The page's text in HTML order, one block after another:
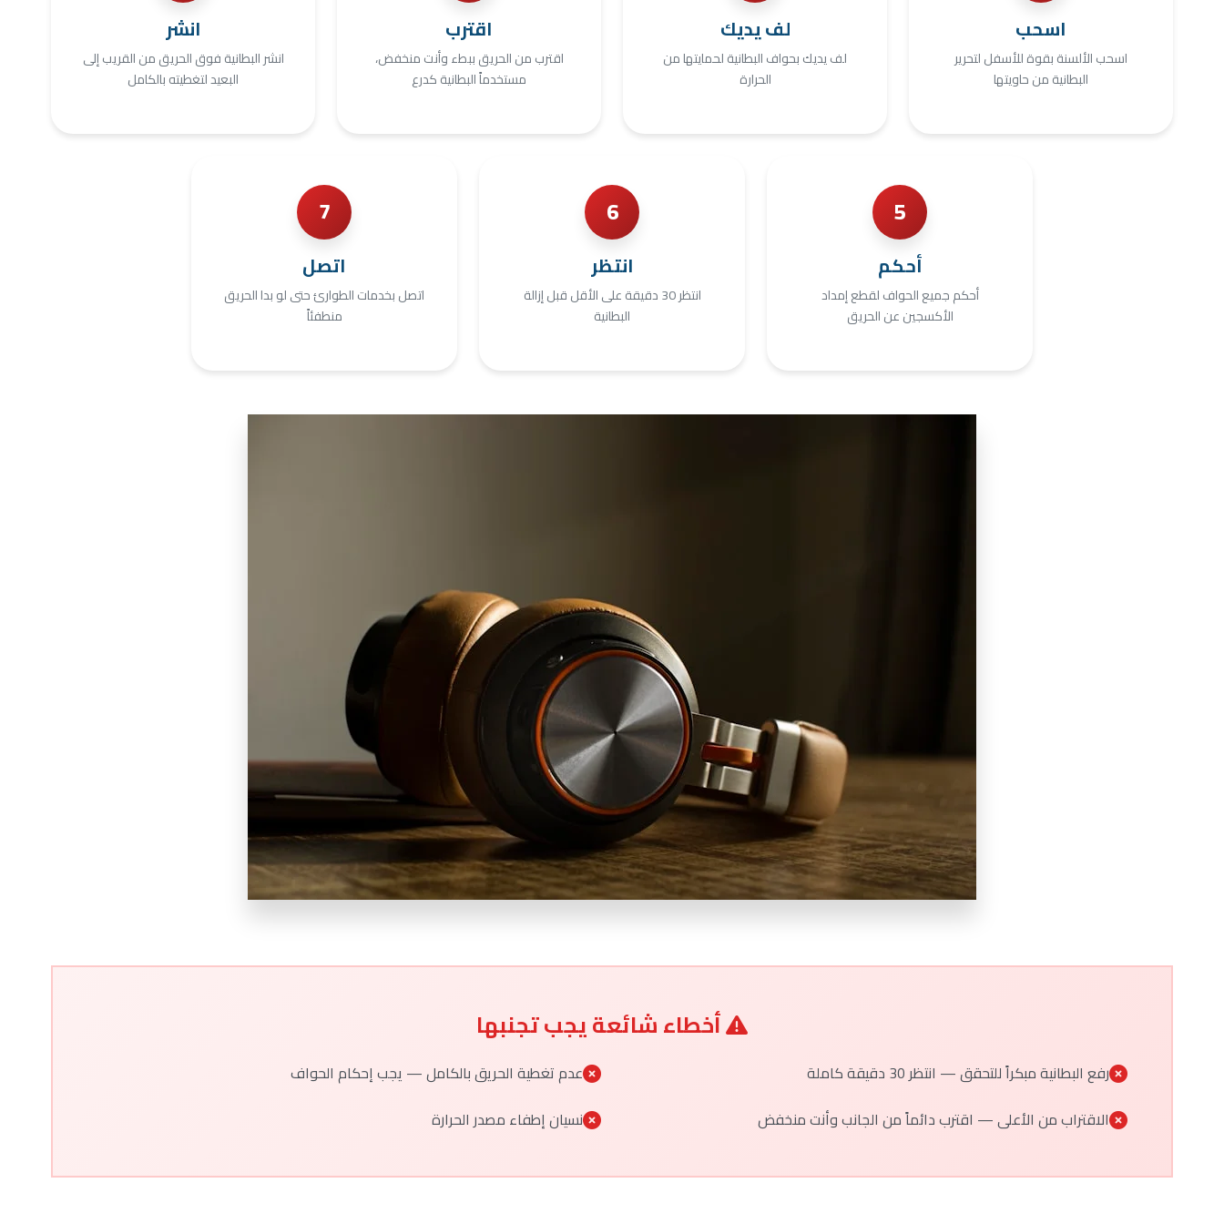
اسحب
اسحب الألسنة بقوة للأسفل لتحرير
البطانية من حاويتها
لف يديك
لف يديك بحواف البطانية لحمايتها من
الحرارة
اقترب
اقترب من الحريق ببطء وأنت منخفض،
مستخدماً البطانية كدرع
انشر
انشر البطانية فوق الحريق من القريب إلى
البعيد لتغطيته بالكامل
5
أحكم
أحكم جميع الحواف لقطع إمداد
الأكسجين عن الحريق
6
انتظر
انتظر 30 دقيقة على الأقل قبل إزالة
البطانية
7
اتصل
اتصل بخدمات الطوارئ حتى لو بدا الحريق
منطفئاً
أخطاء شائعة يجب تجنبها
رفع البطانية مبكراً للتحقق — انتظر 30 دقيقة كاملة
عدم تغطية الحريق بالكامل — يجب إحكام الحواف
الاقتراب من الأعلى — اقترب دائماً من الجانب وأنت منخفض
نسيان إطفاء مصدر الحرارة